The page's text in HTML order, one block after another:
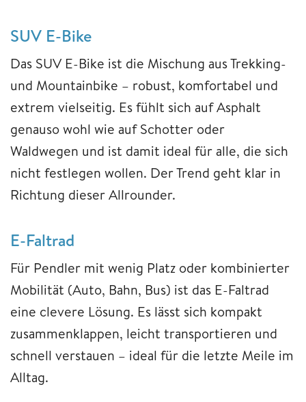
SUV E-Bike
Das SUV E-Bike ist die Mischung aus Trekking-
und Mountainbike – robust, komfortabel und
extrem vielseitig. Es fühlt sich auf Asphalt
genauso wohl wie auf Schotter oder
Waldwegen und ist damit ideal für alle, die sich
nicht festlegen wollen. Der Trend geht klar in
Richtung dieser Allrounder.
E-Faltrad
Für Pendler mit wenig Platz oder kombinierter
Mobilität (Auto, Bahn, Bus) ist das E-Faltrad
eine clevere Lösung. Es lässt sich kompakt
zusammenklappen, leicht transportieren und
schnell verstauen – ideal für die letzte Meile im
Alltag.